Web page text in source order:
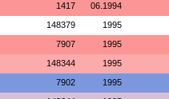
1417 06.1994
148379 1995
7907 1995
148344 1995
7902 1995